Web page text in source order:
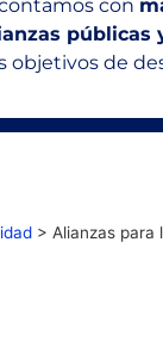
con
públicas
objetivos de
> Alianzas para